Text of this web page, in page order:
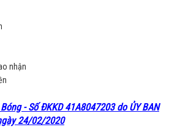
nhận
- Số ĐKKD 41A8047203 do ỦY BAN
24/02/2020